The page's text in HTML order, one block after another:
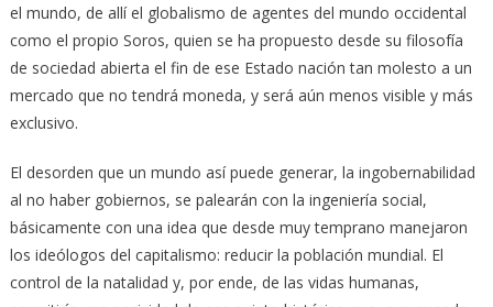
el mundo, de allí el globalismo de agentes del mundo occidental
como el propio Soros, quien se ha propuesto desde su filosofía
de sociedad abierta el fin de ese Estado nación tan molesto a un
mercado que no tendrá moneda, y será aún menos visible y más
exclusivo.
El desorden que un mundo así puede generar, la ingobernabilidad
al no haber gobiernos, se palearán con la ingeniería social,
básicamente con una idea que desde muy temprano manejaron
los ideólogos del capitalismo: reducir la población mundial. El
control de la natalidad y, por ende, de las vidas humanas,